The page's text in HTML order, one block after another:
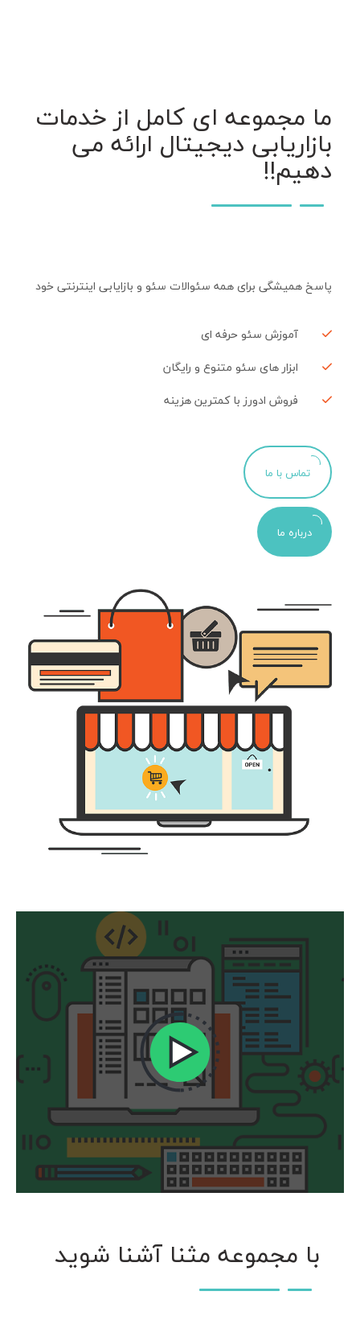
ما مجموعه ای کامل از خدمات
بازاریابی دیجیتال ارائه می
دهیم!!
پاسخ همیشگی برای همه سئوالات سئو و بازایابی اینترنتی خود
آموزش سئو حرفه ای
ابزار های سئو متنوع و رایگان
فروش ادورز با کمترین هزینه
تماس با ما
درباره ما
با مجموعه مثنا آشنا شوید